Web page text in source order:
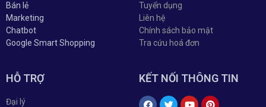
Bán lẻ
Marketing
Chatbot
Google Smart Shopping
Tuyển dụng
Liên hệ
Chính sách bảo mật
Tra cứu hoá đơn
HỖ TRỢ
Đại lý
KẾT NỐI THÔNG TIN